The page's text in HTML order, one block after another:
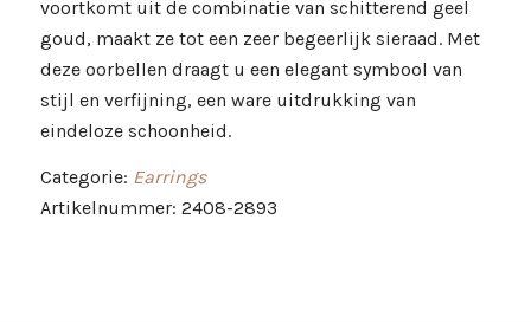
voortkomt uit de combinatie van schitterend geel
goud, maakt ze tot een zeer begeerlijk sieraad. Met
deze oorbellen draagt u een elegant symbool van
stijl en verfijning, een ware uitdrukking van
eindeloze schoonheid.
Categorie: Earrings
Artikelnummer: 2408-2893